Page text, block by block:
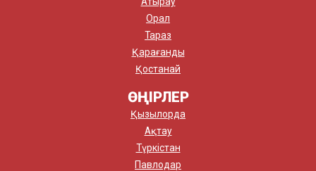
Орал
Тараз
Қарағанды
Қостанай
ӨҢІРЛЕР
Қызылорда
Ақтау
Түркістан
Павлодар